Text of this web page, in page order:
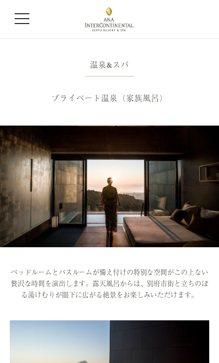
温泉&スパ
プライベート温泉（家族風呂）
ベッドルームとバスルームが備え付けの特別な空間がこの上ない
贅沢な時間を演出します。 露天風呂からは、別府市街と立ちのぼ
る湯けむりが眼下に広がる絶景をお楽しみいただけます。